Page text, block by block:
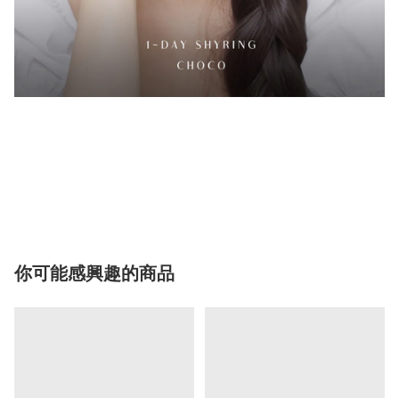
你可能感興趣的商品